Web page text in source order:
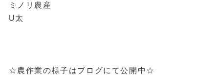
ミノリ農産
U太
☆農作業の様子はブログにて公開中☆